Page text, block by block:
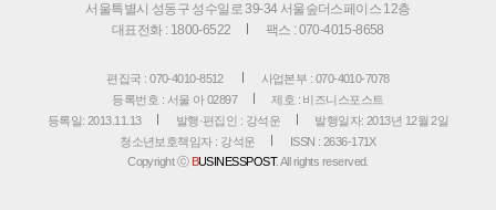
서울특별시 성동구 성수일로 39-34 서울숲더스페이스 12층
대표전화 : 1800-6522
팩스 : 070-4015-8658
편집국 : 070-4010-8512
사업본부 : 070-4010-7078
등록번호 : 서울 아 02897
제호 : 비즈니스포스트
등록일: 2013.11.13
발행·편집인 : 강석운
발행일자: 2013년 12월 2일
청소년보호책임자 : 강석운
ISSN : 2636-171X
Copyright ⓒ BUSINESSPOST. All rights reserved.